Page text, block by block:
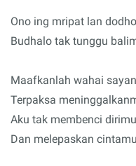
Ono ing mripat lan dodho
Budhalo tak tunggu
Maafkanlah wahai
Terpaksa
Aku tak membenci dirimu
Dan melepaskan cintamu